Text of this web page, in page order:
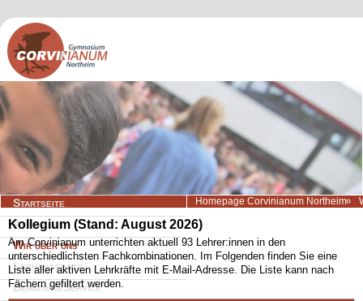
Navigation
überspringen
Startseite
Aktuelles
Wir über uns
Lernangebote
Beratung/Service
Homepage Corvinianum Northeim
Kollegium (Stand: August 2026)
Am Corvinianum unterrichten aktuell 93 Lehrer:innen in den
unterschiedlichsten Fachkombinationen. Im Folgenden finden Sie eine
Liste aller aktiven Lehrkräfte mit E-Mail-Adresse. Die Liste kann nach
Fächern gefiltert werden.